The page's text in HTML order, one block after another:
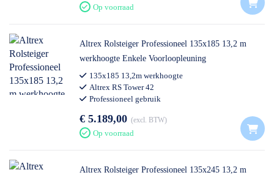
Op voorraad
Altrex Rolsteiger Professioneel 135x185 13,2 m
werkhoogte Enkele Voorloopleuning
135x185 13,2m werkhoogte
Altrex RS Tower 42
Professioneel gebruik
€ 5.189,00 excl. BTW
Op voorraad
Altrex Rolsteiger Professioneel 135x245 13,2 m